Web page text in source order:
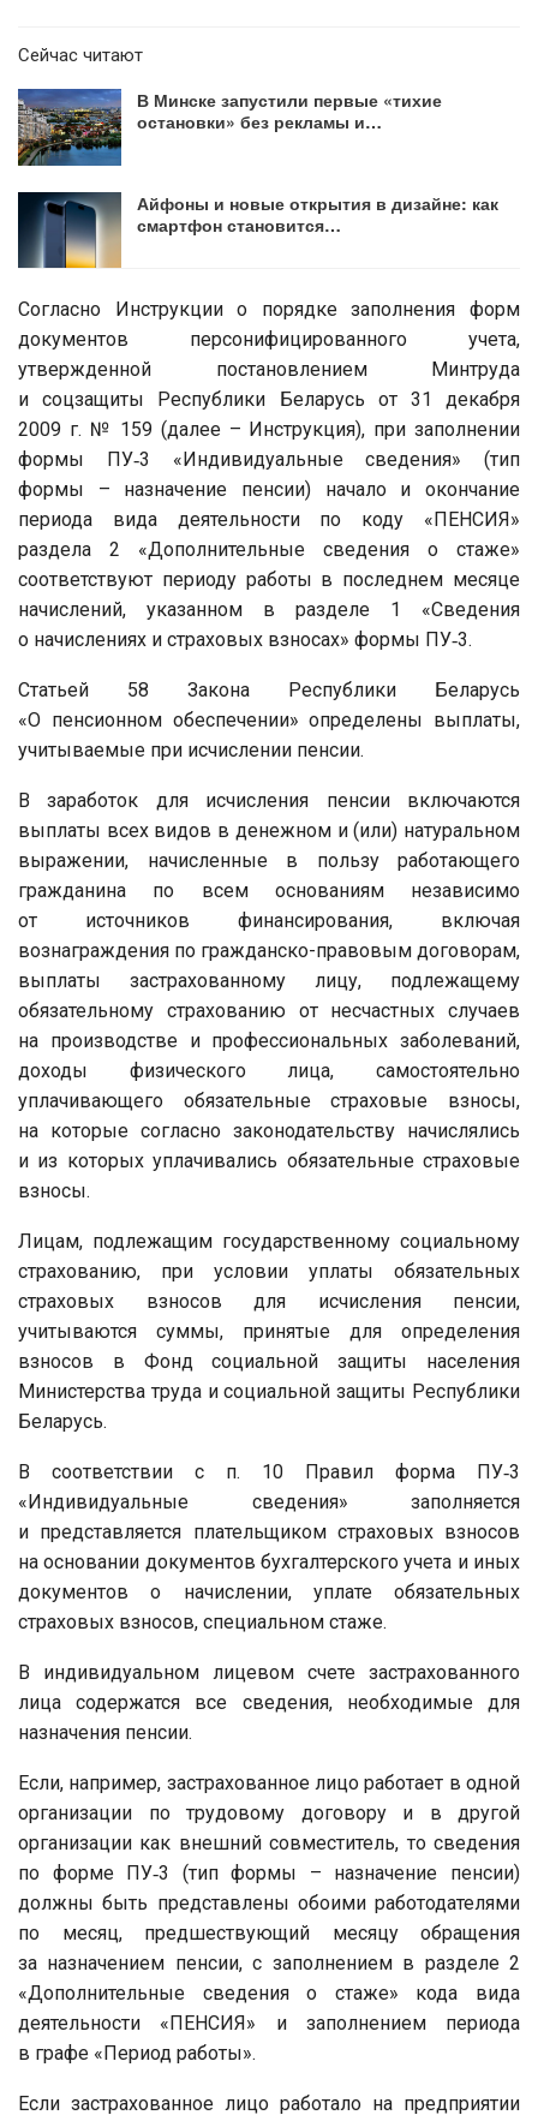
Сейчас читают
В Минске запустили первые «тихие
остановки» без рекламы и…
Айфоны и новые открытия в дизайне: как
смартфон становится…
Согласно Инструкции о порядке заполнения форм
документов персонифицированного учета,
утвержденной постановлением Минтруда
и соцзащиты Республики Беларусь от 31 декабря
2009 г. № 159 (далее – Инструкция), при заполнении
формы ПУ‑3 «Индивидуальные сведения» (тип
формы – назначение пенсии) начало и окончание
периода вида деятельности по коду «ПЕНСИЯ»
раздела 2 «Дополнительные сведения о стаже»
соответствуют периоду работы в последнем месяце
начислений, указанном в разделе 1 «Сведения
о начислениях и страховых взносах» формы ПУ‑3.
Статьей 58 Закона Республики Беларусь
«О пенсионном обеспечении» определены выплаты,
учитываемые при исчислении пенсии.
В заработок для исчисления пенсии включаются
выплаты всех видов в денежном и (или) натуральном
выражении, начисленные в пользу работающего
гражданина по всем основаниям независимо
от источников финансирования, включая
вознаграждения по гражданско-правовым договорам,
выплаты застрахованному лицу, подлежащему
обязательному страхованию от несчастных случаев
на производстве и профессиональных заболеваний,
доходы физического лица, самостоятельно
уплачивающего обязательные страховые взносы,
на которые согласно законодательству начислялись
и из которых уплачивались обязательные страховые
взносы.
Лицам, подлежащим государственному социальному
страхованию, при условии уплаты обязательных
страховых взносов для исчисления пенсии,
учитываются суммы, принятые для определения
взносов в Фонд социальной защиты населения
Министерства труда и социальной защиты Республики
Беларусь.
В соответствии с п. 10 Правил форма ПУ‑3
«Индивидуальные сведения» заполняется
и представляется плательщиком страховых взносов
на основании документов бухгалтерского учета и иных
документов о начислении, уплате обязательных
страховых взносов, специальном стаже.
В индивидуальном лицевом счете застрахованного
лица содержатся все сведения, необходимые для
назначения пенсии.
Если, например, застрахованное лицо работает в одной
организации по трудовому договору и в другой
организации как внешний совместитель, то сведения
по форме ПУ‑3 (тип формы – назначение пенсии)
должны быть представлены обоими работодателями
по месяц, предшествующий месяцу обращения
за назначением пенсии, с заполнением в разделе 2
«Дополнительные сведения о стаже» кода вида
деятельности «ПЕНСИЯ» и заполнением периода
в графе «Период работы».
Если застрахованное лицо работало на предприятии